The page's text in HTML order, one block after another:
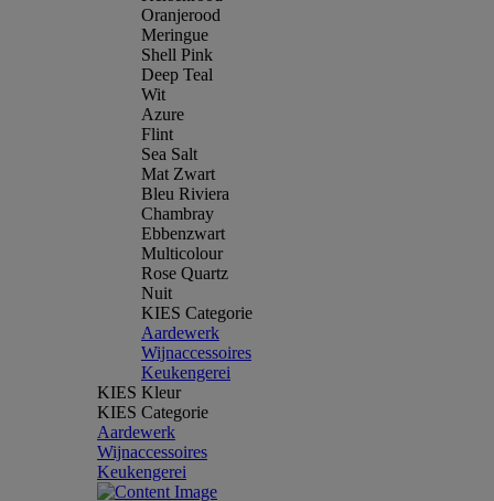
Oranjerood
Meringue
Shell Pink
Deep Teal
Wit
Azure
Flint
Sea Salt
Mat Zwart
Bleu Riviera
Chambray
Ebbenzwart
Multicolour
Rose Quartz
Nuit
KIES Categorie
Aardewerk
Wijnaccessoires
Keukengerei
KIES Kleur
KIES Categorie
Aardewerk
Wijnaccessoires
Keukengerei